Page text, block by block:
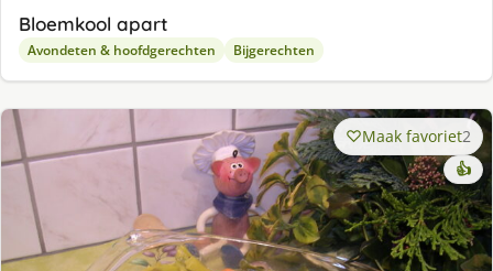
Bloemkool apart
Avondeten & hoofdgerechten Bijgerechten
Maak favoriet2
👍